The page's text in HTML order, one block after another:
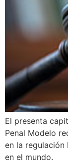
El presenta
Penal Modelo
en la
en el mundo.